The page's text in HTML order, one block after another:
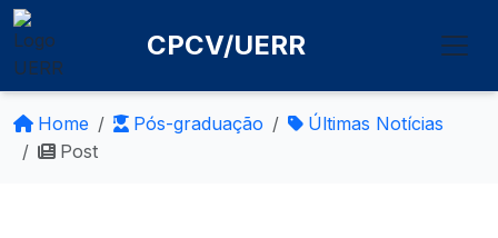
CPCV/UERR
Home Pós-graduação
Últimas Notícias
Post